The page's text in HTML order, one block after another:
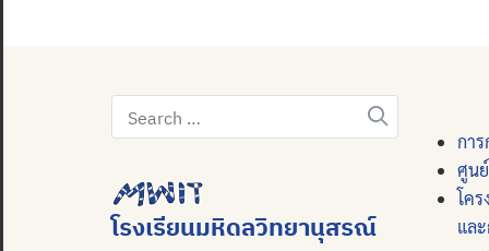
Search
for:
โรงเรียนมหิดลวิทยานุสรณ์
กา
ศูน
โค
แล